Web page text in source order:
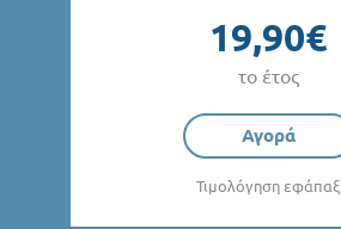
19,90€
το έτος
Αγορά
Τιμολόγηση εφάπαξ